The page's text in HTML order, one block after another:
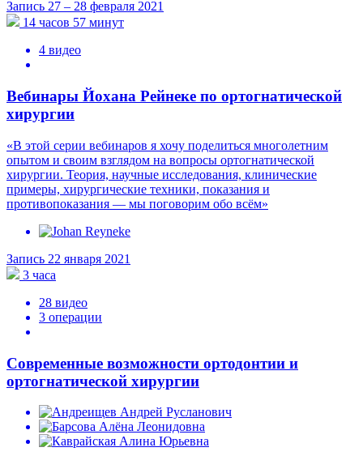
Запись 27 – 28 февраля 2021
14 часов 57 минут
4 видео
Вебинары Йохана Рейнеке по ортогнатической
хирургии
«В этой серии вебинаров я хочу поделиться многолетним
опытом и своим взглядом на вопросы ортогнатической
хирургии. Теория, научные исследования, клинические
примеры, хирургические техники, показания и
противопоказания — мы поговорим обо всём»
Запись 22 января 2021
3 часа
28 видео
3 операции
Современные возможности ортодонтии и
ортогнатической хирургии